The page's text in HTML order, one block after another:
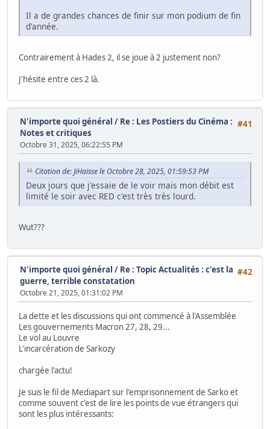
Il a de grandes chances de finir sur mon podium de fin
d'année.
Contrairement à Hades 2, il se joue à 2 justement non?
J'hésite entre ces 2 là.
#41
N'importe quoi général / Re : Les Postiers du Cinéma :
Notes et critiques
Octobre 31, 2025, 06:22:55 PM
Citation de: JiHaisse le Octobre 28, 2025, 01:59:53 PM
Deux jours que j'essaie de le voir mais mon débit est
limité le soir avec RED c'est très très lourd.
Wut???
#42
N'importe quoi général / Re : Topic Actualités : c'est la
guerre, terrible constatation
Octobre 21, 2025, 01:31:02 PM
La dette et les discussions qui ont commencé à l'Assemblée
Les gouvernements Macron 27, 28, 29...
Le vol au Louvre
L'incarcération de Sarkozy
chargée l'actu!
Je suis le fil de Mediapart sur l'emprisonnement de Sarko et
comme souvent c'est de lire les points de vue étrangers qui
sont les plus intéressants: